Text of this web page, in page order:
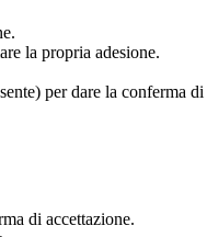
la propria adesione.
per dare la conferma
di accettazione.